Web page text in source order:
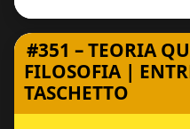
#351 – TEORIA
FILOSOFIA |
TASCHETTO